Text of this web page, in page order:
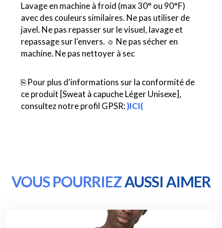
Lavage en machine à froid (max 30° ou 90°F)
avec des couleurs similaires. Ne pas utiliser de
javel. Ne pas repasser sur le visuel, lavage et
repassage sur l'envers. ☼ Ne pas sécher en
machine. Ne pas nettoyer à sec
⎘ Pour plus d'informations sur la conformité de
ce produit [Sweat à capuche Léger Unisexe],
consultez notre profil GPSR:)ICI(
VOUS POURRIEZAUSSI AIMER